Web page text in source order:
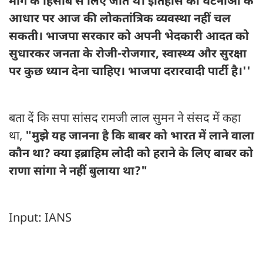
आधार पर आज की लोकतांत्रिक व्यवस्था नहीं चल
सकती। भाजपा सरकार को अपनी भेदकारी आदत को
सुधारकर जनता के रोजी-रोजगार, स्वास्थ्य और सुरक्षा
पर कुछ ध्यान देना चाहिए। भाजपा दरारवादी पार्टी है।''
बता दें कि सपा सांसद रामजी लाल सुमन ने संसद में कहा
था, "मुझे यह जानना है कि बाबर को भारत में लाने वाला
कौन था? क्या इब्राहिम लोदी को हराने के लिए बाबर को
राणा सांगा ने नहीं बुलाया था?"
Input: IANS